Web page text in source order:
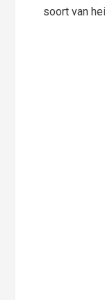
soort van